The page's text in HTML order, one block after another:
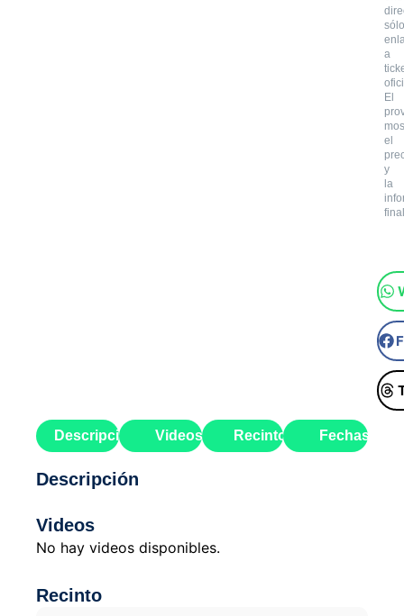
sólo
a
El
el
y
la
Descripción Videos Recinto Fechas
Descripción
Videos
No hay videos disponibles.
Recinto